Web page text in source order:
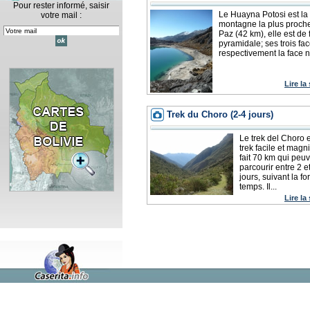
Pour rester informé, saisir
votre mail :
Le Huayna Potosi est la
montagne la plus
Paz (42 km), elle est de
pyramidale; ses trois
respectivement la face
Lire la
Trek du Choro (2-4 jours)
Le trek del Choro
trek facile et
fait 70 km qui
parcourir entre 2
jours, suivant la
temps. Il...
Lire la